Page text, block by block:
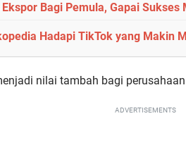
Bagi Pemula, Gapai Sukses
Hadapi TikTok yang Makin
nilai tambah bagi
ADVERTISEMENTS